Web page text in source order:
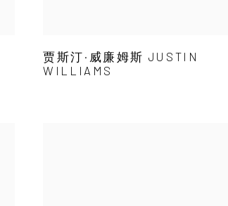
贾斯汀·威廉姆斯 JUSTIN
WILLIAMS